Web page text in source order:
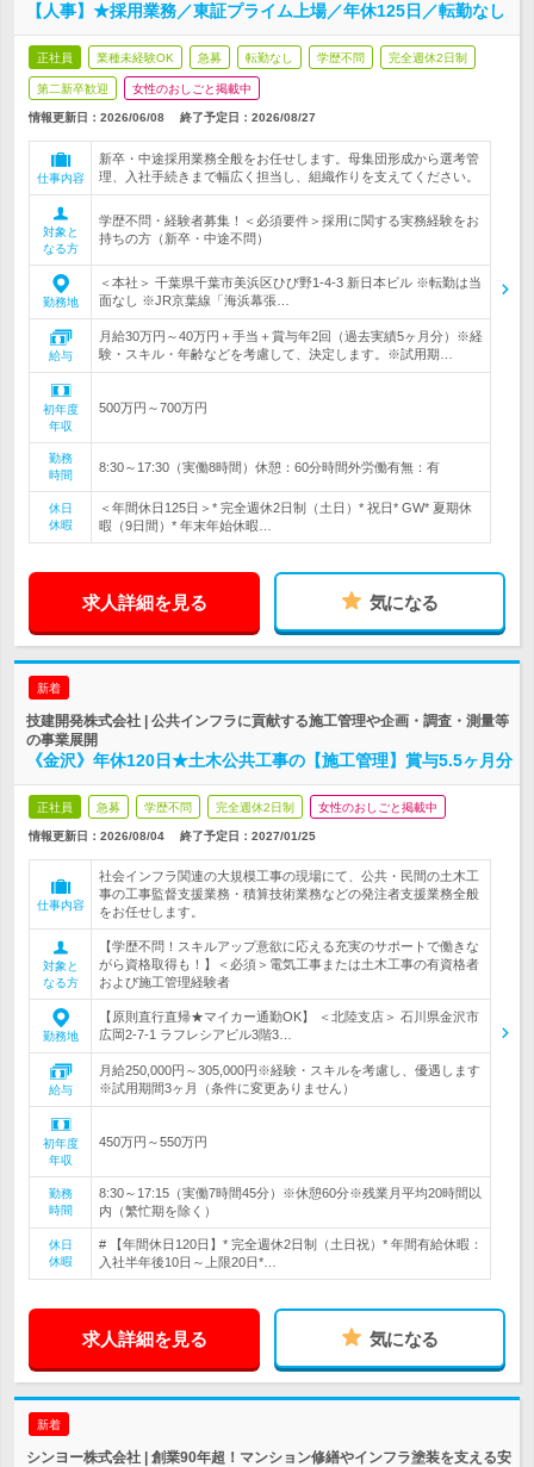
【人事】★採用業務／東証プライム上場／年休125日／転勤なし
正社員 業種未経験OK 急募 転勤なし 学歴不問 完全週休2日制
第二新卒歓迎 女性のおしごと掲載中
情報更新日：2026/06/08 終了予定日： 2026/08/27
仕事内容
新卒・中途採用業務全般をお任せします。母集団形成から選考管
理、入社手続きまで幅広く担当し、組織作りを支えてください。
対象と
なる方
学歴不問・経験者募集！＜必須要件＞採用に関する実務経験をお
持ちの方（新卒・中途不問）
勤務地
＜本社＞ 千葉県千葉市美浜区ひび野1-4-3 新日本ビル ※転勤は当
面なし ※JR京葉線「海浜幕張…
給与
月給30万円～40万円＋手当＋賞与年2回（過去実績5ヶ月分）※経
験・スキル・年齢などを考慮して、決定します。※試用期…
初年度
年収
500万円～700万円
勤務
時間
8:30～17:30（実働8時間）休憩：60分時間外労働有無：有
休日
休暇
＜年間休日125日＞* 完全週休2日制（土日）* 祝日* GW* 夏期休
暇（9日間）* 年末年始休暇…
求人詳細を見る 気になる
新着
技建開発株式会社 | 公共インフラに貢献する施工管理や企画・調査・測量等
の事業展開
《金沢》年休120日★土木公共工事の【施工管理】賞与5.5ヶ月分
正社員 急募 学歴不問 完全週休2日制 女性のおしごと掲載中
情報更新日：2026/08/04 終了予定日： 2027/01/25
仕事内容
社会インフラ関連の大規模工事の現場にて、公共・民間の土木工
事の工事監督支援業務・積算技術業務などの発注者支援業務全般
をお任せします。
対象と
なる方
【学歴不問！スキルアップ意欲に応える充実のサポートで働きな
がら資格取得も！】＜必須＞電気工事または土木工事の有資格者
および施工管理経験者
勤務地
【原則直行直帰★マイカー通勤OK】 ＜北陸支店＞ 石川県金沢市
広岡2-7-1 ラフレシアビル3階3…
給与
月給250,000円～305,000円※経験・スキルを考慮し、優遇します
※試用期間3ヶ月（条件に変更ありません）
初年度
年収
450万円～550万円
勤務
時間
8:30～17:15（実働7時間45分）※休憩60分※残業月平均20時間以
内（繁忙期を除く）
休日
休暇
# 【年間休日120日】* 完全週休2日制（土日祝）* 年間有給休暇：
入社半年後10日～上限20日*…
求人詳細を見る 気になる
新着
シンヨー株式会社 | 創業90年超！マンション修繕やインフラ塗装を支える安